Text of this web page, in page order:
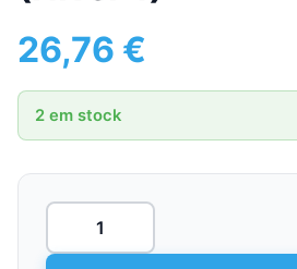
26,76 €
2 em stock
Quantidade
Tubo